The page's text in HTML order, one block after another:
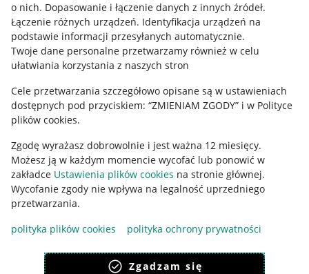
o nich. Dopasowanie i łączenie danych z innych źródeł.
Łączenie różnych urządzeń. Identyfikacja urządzeń na
podstawie informacji przesyłanych automatycznie.
Twoje dane personalne przetwarzamy również w celu
ułatwiania korzystania z naszych stron
Cele przetwarzania szczegółowo opisane są w ustawieniach
dostępnych pod przyciskiem: “ZMIENIAM ZGODY” i w Polityce
plików cookies.
Zgodę wyrażasz dobrowolnie i jest ważna 12 miesięcy.
Możesz ją w każdym momencie wycofać lub ponowić w
zakładce Ustawienia plików cookies na stronie głównej.
Wycofanie zgody nie wpływa na legalność uprzedniego
przetwarzania.
polityka plików cookies
polityka ochrony prywatności
Zgadzam się
Regulamin
Polityka plików "cookies"
Ustawienia plików "cookies"
Udostępnianie lokalizacji
Informacje dla Aktu o Usługach Cyfrowych
Pobierz aplikację